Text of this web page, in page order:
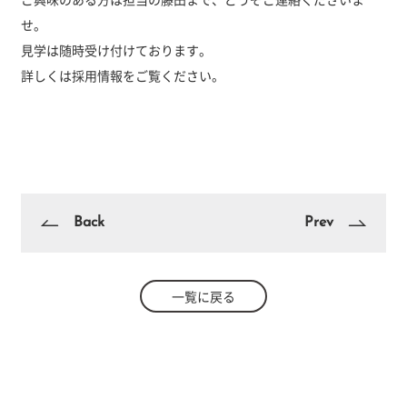
せ。
見学は随時受け付けております。
詳しくは採用情報をご覧ください。
Back Prev
一覧に戻る